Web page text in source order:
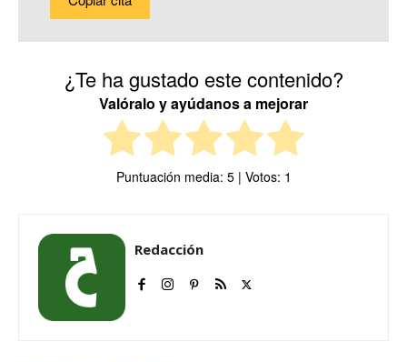
¿Te ha gustado este contenido?
Valóralo y ayúdanos a mejorar
Puntuación media: 5| Votos: 1
Redacción